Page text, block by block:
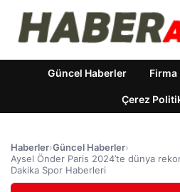
Güncel Haberler Firma
Çerez
Haberler›Güncel Haberler›
Aysel Önder Paris 2024’te dünya
Dakika Spor Haberleri